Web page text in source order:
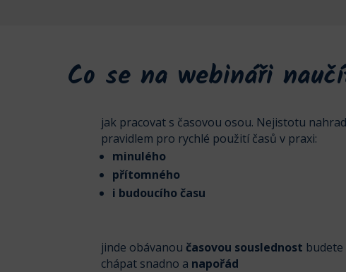
Co se na webináři
jak pracovat s časovou osou. Nejistotu
pravidlem pro rychlé použití časů v praxi:
minulého
přítomného
i budoucího času
jinde obávanou časovou souslednost
chápat snadno a napořád